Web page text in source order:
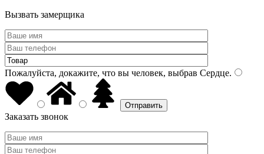
Вызвать замерщика
Пожалуйста, докажите, что вы человек, выбрав Сердце.
Заказать звонок